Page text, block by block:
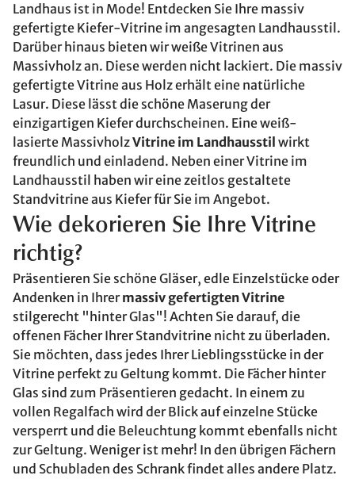
Landhaus ist in Mode! Entdecken Sie Ihre massiv
gefertigte Kiefer-Vitrine im angesagten Landhausstil.
Darüber hinaus bieten wir weiße Vitrinen aus
Massivholz an. Diese werden nicht lackiert. Die massiv
gefertigte Vitrine aus Holz erhält eine natürliche
Lasur. Diese lässt die schöne Maserung der
einzigartigen Kiefer durchscheinen. Eine weiß-
lasierte MassivholzVitrine im Landhausstil wirkt
freundlich und einladend. Neben einer Vitrine im
Landhausstil haben wir eine zeitlos gestaltete
Standvitrine aus Kiefer für Sie im Angebot.
Wie dekorieren Sie Ihre Vitrine
richtig?
Präsentieren Sie schöne Gläser, edle Einzelstücke oder
Andenken in Ihrermassiv gefertigten Vitrine
stilgerecht "hinter Glas"! Achten Sie darauf, die
offenen Fächer Ihrer Standvitrine nicht zu überladen.
Sie möchten, dass jedes Ihrer Lieblingsstücke in der
Vitrine perfekt zu Geltung kommt. Die Fächer hinter
Glas sind zum Präsentieren gedacht. In einem zu
vollen Regalfach wird der Blick auf einzelne Stücke
versperrt und die Beleuchtung kommt ebenfalls nicht
zur Geltung. Weniger ist mehr! In den übrigen Fächern
und Schubladen des Schrank findet alles andere Platz.